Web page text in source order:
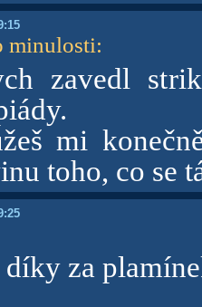
minulosti:
zavedl
mi
toho, co se
za